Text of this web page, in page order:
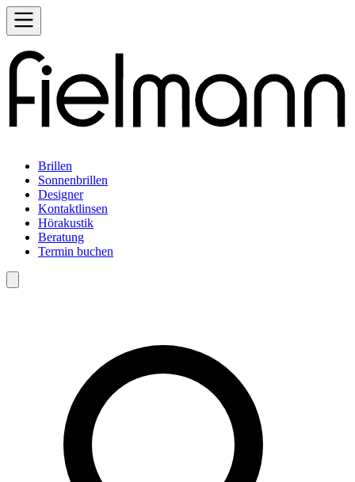
Brillen
Sonnenbrillen
Designer
Kontaktlinsen
Hörakustik
Beratung
Termin buchen